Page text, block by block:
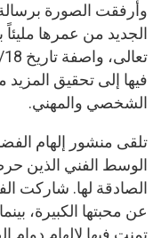
وأرفقت الصورة برسالة
الجديد من عمرها مليئاً
فيها إلى تحقيق
الشخصي والمهني.
تلقى منشور إلهام
الوسط الفني الذين
الصادقة لها. شاركت
عن محبتها الكبيرة،
تمنت فيها لإلهام دوام